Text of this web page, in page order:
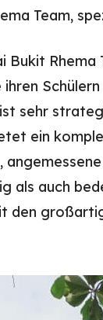
Team,
Bukit
ihren
sehr
ein
,
als auch
den